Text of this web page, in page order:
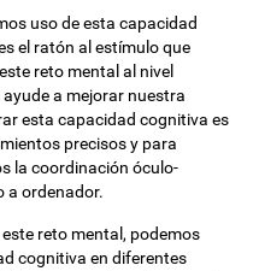
uso de esta capacidad
el ratón al estímulo que
reto mental al nivel
a mejorar nuestra
esta capacidad cognitiva es
precisos y para
la coordinación óculo-
a ordenador.
reto mental, podemos
cognitiva en diferentes